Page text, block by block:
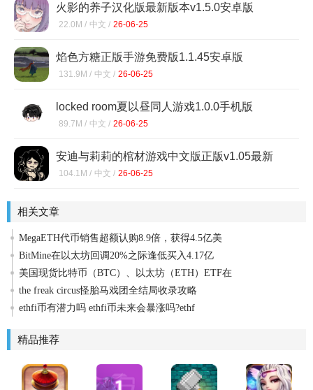
火影的养子汉化版最新版本v1.5.0安卓版
22.0M / 中文 / 26-06-25
焰色方糖正版手游免费版1.1.45安卓版
131.9M / 中文 / 26-06-25
locked room夏以昼同人游戏1.0.0手机版
89.7M / 中文 / 26-06-25
安迪与莉莉的棺材游戏中文版正版v1.05最新
版
104.1M / 中文 / 26-06-25
相关文章
MegaETH代币销售超额认购8.9倍，获得4.5亿美
BitMine在以太坊回调20%之际逢低买入4.17亿
美国现货比特币（BTC）、以太坊（ETH）ETF在
the freak circus怪胎马戏团全结局收录攻略
ethfi币有潜力吗 ethfi币未来会暴涨吗?ethf
精品推荐